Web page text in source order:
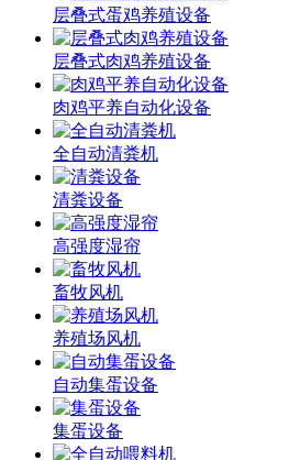
层叠式蛋鸡养殖设备
层叠式肉鸡养殖设备
肉鸡平养自动化设备
全自动清粪机
清粪设备
高强度湿帘
畜牧风机
养殖场风机
自动集蛋设备
集蛋设备